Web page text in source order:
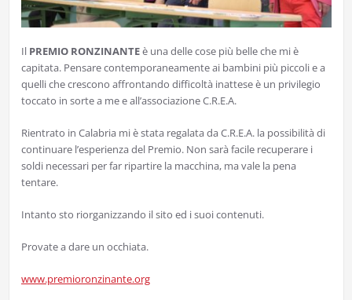
Il PREMIO RONZINANTEè una delle cose più belle che mi è
capitata. Pensare contemporaneamente ai bambini più piccoli e a
quelli che crescono affrontando difficoltà inattese è un privilegio
toccato in sorte a me e all’associazione C.R.E.A.
Rientrato in Calabria mi è stata regalata da C.R.E.A. la possibilità di
continuare l’esperienza del Premio. Non sarà facile recuperare i
soldi necessari per far ripartire la macchina, ma vale la pena
tentare.
Intanto sto riorganizzando il sito ed i suoi contenuti.
Provate a dare un occhiata.
www.premioronzinante.org